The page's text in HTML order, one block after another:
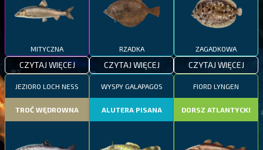
MITYCZNA
CZYTAJ WIĘCEJ
RZADKA
CZYTAJ WIĘCEJ
ZAGADKOWA
CZYTAJ WIĘCEJ
JEZIORO LOCH NESS
TROĆ WĘDROWNA
WYSPY GALAPAGOS
ALUTERA PISANA
FIORD LYNGEN
DORSZ ATLANTYCKI